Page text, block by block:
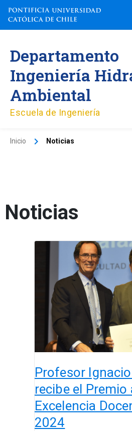
contenido
Departamento
Ingeniería
Ambiental
Escuela de Ingeniería
Inicio Noticias
Noticias
Profesor
recibe el Premio
Excelencia
2024
recibe
Premio
Excelencia
PRED
2024